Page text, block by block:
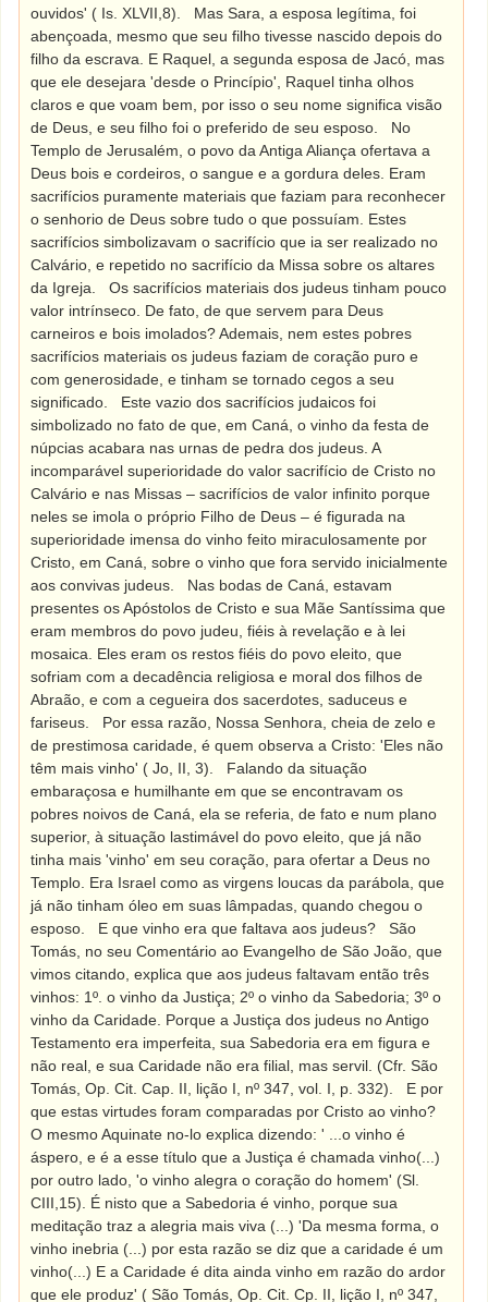
ouvidos' ( Is. XLVII,8).
Mas Sara, a esposa legítima, foi
abençoada, mesmo que seu filho tivesse nascido depois do
filho da escrava. E Raquel, a segunda esposa de Jacó, mas
que ele desejara 'desde o Princípio', Raquel tinha olhos
claros e que voam bem, por isso o seu nome significa visão
de Deus, e seu filho foi o preferido de seu esposo.
No
Templo de Jerusalém, o povo da Antiga Aliança ofertava a
Deus bois e cordeiros, o sangue e a gordura deles. Eram
sacrifícios puramente materiais que faziam para reconhecer
o senhorio de Deus sobre tudo o que possuíam. Estes
sacrifícios simbolizavam o sacrifício que ia ser realizado no
Calvário, e repetido no sacrifício da Missa sobre os altares
da Igreja.
Os sacrifícios materiais dos judeus tinham pouco
valor intrínseco. De fato, de que servem para Deus
carneiros e bois imolados? Ademais, nem estes pobres
sacrifícios materiais os judeus faziam de coração puro e
com generosidade, e tinham se tornado cegos a seu
significado.
Este vazio dos sacrifícios judaicos foi
simbolizado no fato de que, em Caná, o vinho da festa de
núpcias acabara nas urnas de pedra dos judeus. A
incomparável superioridade do valor sacrifício de Cristo no
Calvário e nas Missas – sacrifícios de valor infinito porque
neles se imola o próprio Filho de Deus – é figurada na
superioridade imensa do vinho feito miraculosamente por
Cristo, em Caná, sobre o vinho que fora servido inicialmente
aos convivas judeus.
Nas bodas de Caná, estavam
presentes os Apóstolos de Cristo e sua Mãe Santíssima que
eram membros do povo judeu, fiéis à revelação e à lei
mosaica. Eles eram os restos fiéis do povo eleito, que
sofriam com a decadência religiosa e moral dos filhos de
Abraão, e com a cegueira dos sacerdotes, saduceus e
fariseus.
Por essa razão, Nossa Senhora, cheia de zelo e
de prestimosa caridade, é quem observa a Cristo: 'Eles não
têm mais vinho' ( Jo, II, 3).
Falando da situação
embaraçosa e humilhante em que se encontravam os
pobres noivos de Caná, ela se referia, de fato e num plano
superior, à situação lastimável do povo eleito, que já não
tinha mais 'vinho' em seu coração, para ofertar a Deus no
Templo. Era Israel como as virgens loucas da parábola, que
já não tinham óleo em suas lâmpadas, quando chegou o
esposo.
E que vinho era que faltava aos judeus?
São
Tomás, no seu Comentário ao Evangelho de São João, que
vimos citando, explica que aos judeus faltavam então três
vinhos: 1º. o vinho da Justiça; 2º o vinho da Sabedoria; 3º o
vinho da Caridade. Porque a Justiça dos judeus no Antigo
Testamento era imperfeita, sua Sabedoria era em figura e
não real, e sua Caridade não era filial, mas servil. (Cfr. São
Tomás, Op. Cit. Cap. II, lição I, nº 347, vol. I, p. 332).
E por
que estas virtudes foram comparadas por Cristo ao vinho?
O mesmo Aquinate no-lo explica dizendo: ' ...o vinho é
áspero, e é a esse título que a Justiça é chamada vinho(...)
por outro lado, 'o vinho alegra o coração do homem' (Sl.
CIII,15). É nisto que a Sabedoria é vinho, porque sua
meditação traz a alegria mais viva (...) 'Da mesma forma, o
vinho inebria (...) por esta razão se diz que a caridade é um
vinho(...) E a Caridade é dita ainda vinho em razão do ardor
que ele produz' ( São Tomás, Op. Cit. Cp. II, lição I, nº 347,